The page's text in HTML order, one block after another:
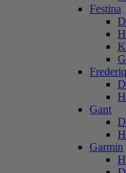
Festina
Gant
Garmin